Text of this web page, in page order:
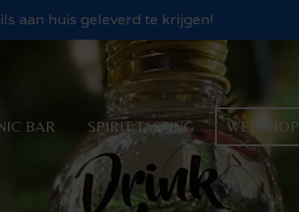
aan huis geleverd te krijgen!
BAR SPIRIT TASTING WEBSHOP